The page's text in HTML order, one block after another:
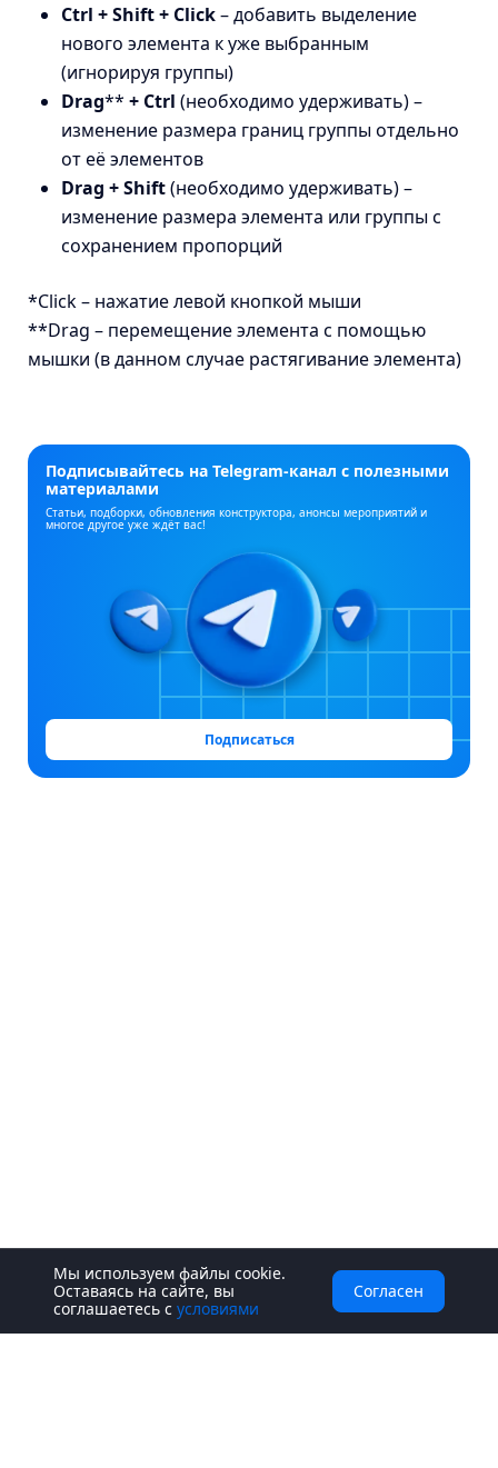
Ctrl + Shift + Click– добавить выделение
нового элемента к уже выбранным
(игнорируя группы)
Drag** + Ctrl (необходимо удерживать) –
изменение размера границ группы отдельно
от её элементов
Drag + Shift(необходимо удерживать) –
изменение размера элемента или группы с
сохранением пропорций
*Click – нажатие левой кнопкой мыши
**Drag – перемещение элемента с помощью
мышки (в данном случае растягивание элемента)
Подписывайтесь на Telegram‑канал с полезными
материалами
Статьи, подборки, обновления конструктора, анонсы мероприятий и
многое другое уже ждёт вас!
Подписаться
Мы используем файлы cookie.
Оставаясь на сайте, вы
соглашаетесь с условиями
Согласен